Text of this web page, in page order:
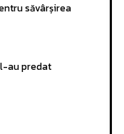
săvârșirea
au predat